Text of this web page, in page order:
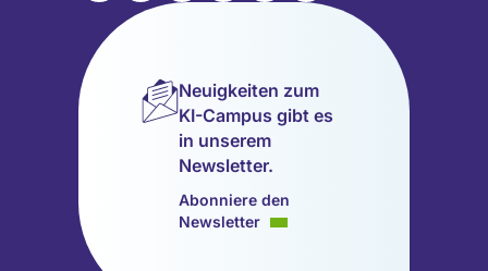
unsere
LinkedIn
unsere
(wird
in
einem
neuen
geöffnet)
(wird
in
einem
neuen
Tab
geöffnet)
(wird
in
einem
neuen
Tab
geöffnet)
(wird
in
einem
neuen
Tab
geöffnet)
unsere
(wird
in
Neuigkeiten zum
KI-Campus gibt es
in unserem
Newsletter.
Abonniere den
Newsletter